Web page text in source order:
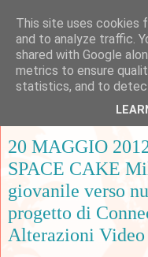
20 MAGGIO
SPACE CAKE
giovanile verso
progetto di
Alterazioni Video
This site uses cookies
and to analyze traffic.
shared with Google
metrics to ensure
statistics, and to